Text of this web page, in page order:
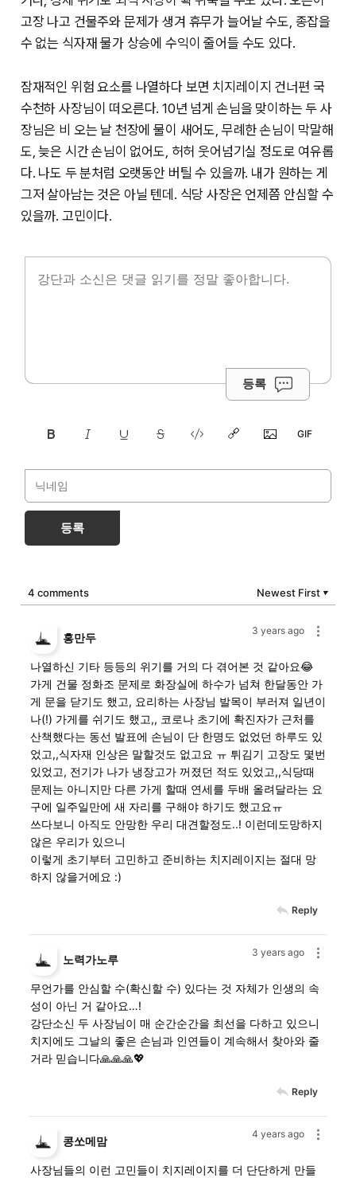
고장 나고 건물주와 문제가 생겨 휴무가 늘어날 수도, 종잡을
수 없는 식자재 물가 상승에 수익이 줄어들 수도 있다.
잠재적인 위험 요소를 나열하다 보면 치지레이지 건너편 국
수천하 사장님이 떠오른다. 10년 넘게 손님을 맞이하는 두 사
장님은 비 오는 날 천장에 물이 새어도, 무례한 손님이 막말해
도, 늦은 시간 손님이 없어도, 허허 웃어넘기실 정도로 여유롭
다. 나도 두 분처럼 오랫동안 버틸 수 있을까. 내가 원하는 게
그저 살아남는 것은 아닐 텐데. 식당 사장은 언제쯤 안심할 수
있을까. 고민이다.
등록
등록
4 comments Newest First ▼
3 years ago
홍만두
나열하신 기타 등등의 위기를 거의 다 겪어본 것 같아요😂
가게 건물 정화조 문제로 화장실에 하수가 넘쳐 한달동안 가
게 문을 닫기도 했고, 요리하는 사장님 발목이 부러져 일년이
나(!) 가게를 쉬기도 했고,, 코로나 초기에 확진자가 근처를
산책했다는 동선 발표에 손님이 단 한명도 없었던 하루도 있
었고,,식자재 인상은 말할것도 없고요 ㅠ 튀김기 고장도 몇번
있었고, 전기가 나가 냉장고가 꺼졌던 적도 있었고,,식당때
문제는 아니지만 다른 가게 할때 연세를 두배 올려달라는 요
구에 일주일만에 새 자리를 구해야 하기도 했고요ㅠ
쓰다보니 아직도 안망한 우리 대견할정도..! 이런데도망하지
않은 우리가 있으니
이렇게 초기부터 고민하고 준비하는 치지레이지는 절대 망
하지 않을거에요 :)
Reply
3 years ago
노력가노루
무언가를 안심할 수(확신할 수) 있다는 것 자체가 인생의 속
성이 아닌 거 같아요…!
강단소신 두 사장님이 매 순간순간을 최선을 다하고 있으니
치지에도 그날의 좋은 손님과 인연들이 계속해서 찾아와 줄
거라 믿습니다🙏🙏🙏💖
Reply
4 years ago
콩쏘메맘
사장님들의 이런 고민들이 치지레이지를 더 단단하게 만들